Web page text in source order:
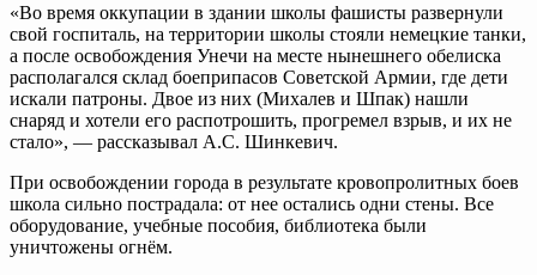
«Во время оккупации в здании школы фашисты развернули
свой госпиталь, на территории школы стояли немецкие танки,
а после освобождения Унечи на месте нынешнего обелиска
располагался склад боеприпасов Советской Армии, где дети
искали патроны. Двое из них (Михалев и Шпак) нашли
снаряд и хотели его распотрошить, прогремел взрыв, и их не
стало», — рассказывал А.С. Шинкевич.
При освобождении города в результате кровопролитных боев
школа сильно пострадала: от нее остались одни стены. Все
оборудование, учебные пособия, библиотека были
уничтожены огнём.